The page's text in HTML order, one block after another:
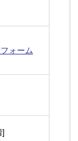
ォーム
]